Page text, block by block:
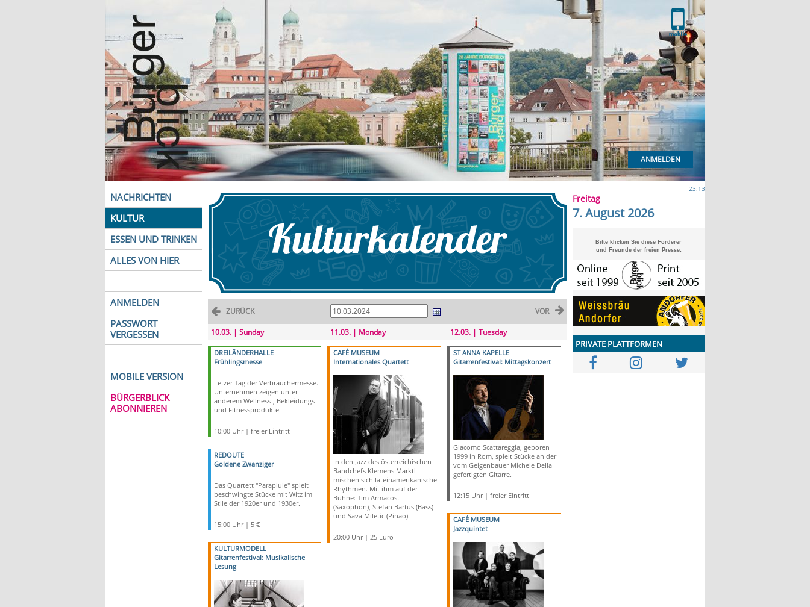
ANMELDEN
NACHRICHTEN
KULTUR
ESSEN UND TRINKEN
ALLES VON HIER
ANMELDEN
PASSWORT
VERGESSEN
MOBILE VERSION
BÜRGERBLICK
ABONNIEREN
ZURÜCK VOR
10.03. | Sunday
DREILÄNDERHALLE
Frühlingsmesse
Letzer Tag der Verbrauchermesse.
Unternehmen zeigen unter
anderem Wellness-, Bekleidungs-
und Fitnessprodukte.
10:00 Uhr | freier Eintritt
REDOUTE
Goldene Zwanziger
Das Quartett "Parapluie" spielt
beschwingte Stücke mit Witz im
Stile der 1920er und 1930er.
15:00 Uhr | 5 €
KULTURMODELL
Gitarrenfestival: Musikalische
Lesung
11.03. | Monday
CAFÉ MUSEUM
Internationales Quartett
In den Jazz des österreichischen
Bandchefs Klemens Marktl
mischen sich lateinamerikanische
Rhythmen. Mit ihm auf der
Bühne: Tim Armacost
(Saxophon), Stefan Bartus (Bass)
und Sava Miletic (Pinao).
20:00 Uhr | 25 Euro
12.03. | Tuesday
ST ANNA KAPELLE
Gitarrenfestival: Mittagskonzert
Giacomo Scattareggia, geboren
1999 in Rom, spielt Stücke an der
vom Geigenbauer Michele Della
gefertigten Gitarre.
12:15 Uhr | freier Eintritt
CAFÉ MUSEUM
Jazzquintet
23:13
Freitag
7. August 2026
Bitte klicken Sie diese Förderer
und Freunde der freien Presse:
PRIVATE PLATTFORMEN